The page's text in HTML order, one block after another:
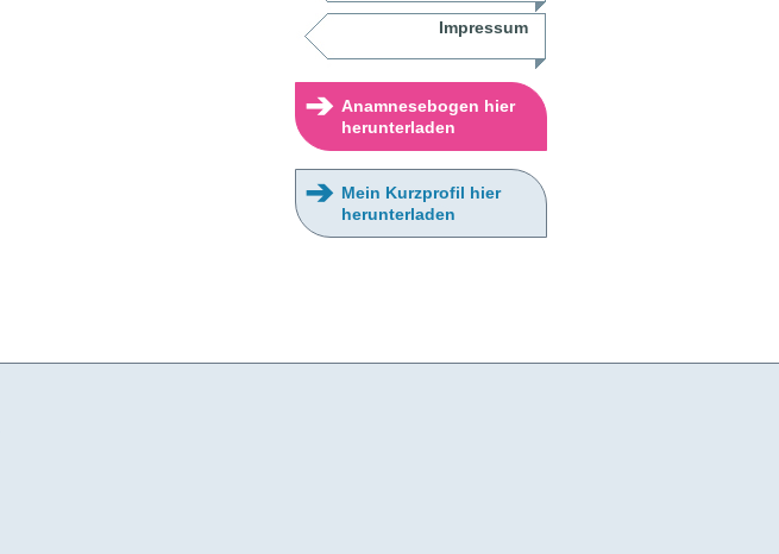
Impressum
➔ Anamnesebogen hier
herunterladen
➔ Mein Kurzprofil hier
herunterladen